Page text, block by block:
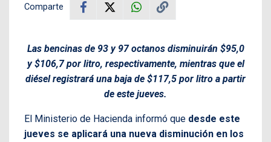
Comparte
Las bencinas de 93 y 97 octanos disminuirán $95,0
y $106,7 por litro, respectivamente, mientras que el
diésel registrará una baja de $117,5 por litro a partir
de este jueves.
El Ministerio de Hacienda informó que desde este
jueves se aplicará una nueva disminución en los